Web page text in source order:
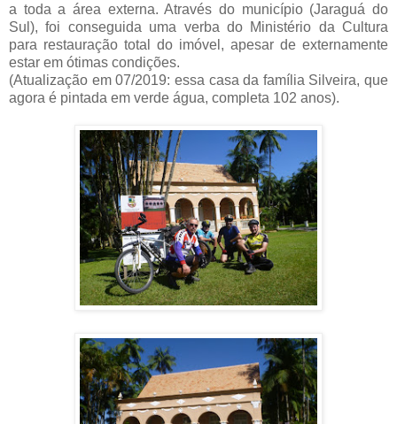
a toda a área externa. Através do município (Jaraguá do
Sul), foi conseguida uma verba do Ministério da Cultura
para restauração total do imóvel, apesar de externamente
estar em ótimas condições.
(Atualização em 07/2019: essa casa da família Silveira, que
agora é pintada em verde água, completa 102 anos).